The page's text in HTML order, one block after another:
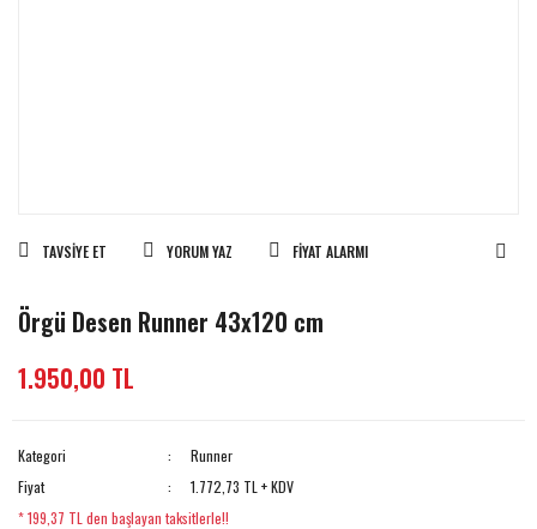
TAVSIYE ET YORUM YAZ FIYAT ALARMI
Örgü Desen Runner 43x120 cm
1.950,00 TL
Kategori
Runner
Fiyat
1.772,73 TL + KDV
* 199,37 TL den başlayan taksitlerle!!